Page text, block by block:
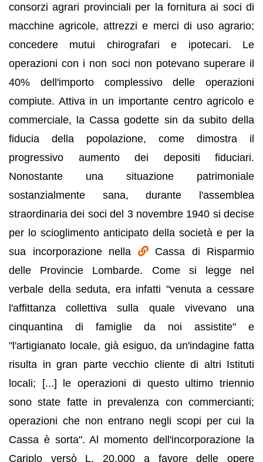
consorzi agrari provinciali per la fornitura ai soci di
macchine agricole, attrezzi e merci di uso agrario;
concedere mutui chirografari e ipotecari. Le
operazioni con i non soci non potevano superare il
40% dell'importo complessivo delle operazioni
compiute. Attiva in un importante centro agricolo e
commerciale, la Cassa godette sin da subito della
fiducia della popolazione, come dimostra il
progressivo aumento dei depositi fiduciari.
Nonostante una situazione patrimoniale
sostanzialmente sana, durante l'assemblea
straordinaria dei soci del 3 novembre 1940 si decise
per lo scioglimento anticipato della società e per la
sua incorporazione nella
Cassa di Risparmio
delle Provincie Lombarde. Come si legge nel
verbale della seduta, era infatti "venuta a cessare
l'affittanza collettiva sulla quale vivevano una
cinquantina di famiglie da noi assistite" e
"l'artigianato locale, già esiguo, da un'indagine fatta
risulta in gran parte vecchio cliente di altri Istituti
locali; [...] le operazioni di questo ultimo triennio
sono state fatte in prevalenza con commercianti;
operazioni che non entrano negli scopi per cui la
Cassa è sorta". Al momento dell'incorporazione la
Cariplo versò L. 20.000 a favore delle opere